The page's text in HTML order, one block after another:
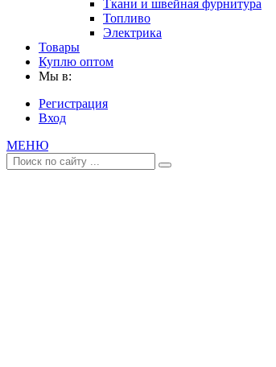
Ткани и швейная фурнитура
Топливо
Электрика
Товары
Куплю оптом
Мы в:
Регистрация
Вход
МЕНЮ